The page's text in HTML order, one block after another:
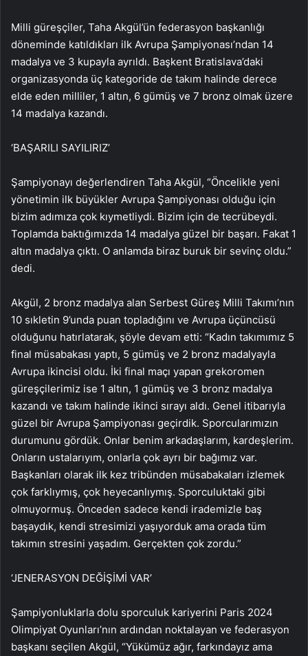
Milli güreşçiler, Taha Akgül’ün federasyon başkanlığı
döneminde katıldıkları ilk Avrupa Şampiyonası’ndan 14
madalya ve 3 kupayla ayrıldı. Başkent Bratislava’daki
organizasyonda üç kategoride de takım halinde derece
elde eden milliler, 1 altın, 6 gümüş ve 7 bronz olmak üzere
14 madalya kazandı.
‘BAŞARILI SAYILIRIZ’
Şampiyonayı değerlendiren Taha Akgül, “Öncelikle yeni
yönetimin ilk büyükler Avrupa Şampiyonası olduğu için
bizim adımıza çok kıymetliydi. Bizim için de tecrübeydi.
Toplamda baktığımızda 14 madalya güzel bir başarı. Fakat 1
altın madalya çıktı. O anlamda biraz buruk bir sevinç oldu.”
dedi.
Akgül, 2 bronz madalya alan Serbest Güreş Milli Takımı’nın
10 sıkletin 9’unda puan topladığını ve Avrupa üçüncüsü
olduğunu hatırlatarak, şöyle devam etti: “Kadın takımımız 5
final müsabakası yaptı, 5 gümüş ve 2 bronz madalyayla
Avrupa ikincisi oldu. İki final maçı yapan grekoromen
güreşçilerimiz ise 1 altın, 1 gümüş ve 3 bronz madalya
kazandı ve takım halinde ikinci sırayı aldı. Genel itibarıyla
güzel bir Avrupa Şampiyonası geçirdik. Sporcularımızın
durumunu gördük. Onlar benim arkadaşlarım, kardeşlerim.
Onların ustalarıyım, onlarla çok ayrı bir bağımız var.
Başkanları olarak ilk kez tribünden müsabakaları izlemek
çok farklıymış, çok heyecanlıymış. Sporculuktaki gibi
olmuyormuş. Önceden sadece kendi irademizle baş
başaydık, kendi stresimizi yaşıyorduk ama orada tüm
takımın stresini yaşadım. Gerçekten çok zordu.”
‘JENERASYON DEĞİŞİMİ VAR’
Şampiyonluklarla dolu sporculuk kariyerini Paris 2024
Olimpiyat Oyunları’nın ardından noktalayan ve federasyon
başkanı seçilen Akgül, “Yükümüz ağır, farkındayız ama